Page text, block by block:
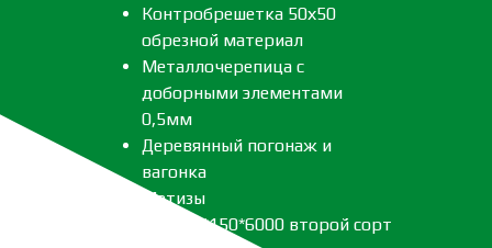
Контробрешетка 50х50
обрезной материал
Металлочерепица с
доборными элементами
0,5мм
Деревянный погонаж и
вагонка
Метизы
Леса 40*150*6000 второй сорт